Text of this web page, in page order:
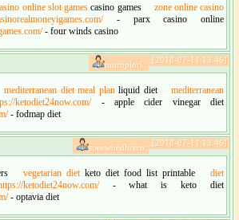
online slot games casino games
zone online casino
- parx casino online
- four winds casino
[2018-07-11 13:46]
muroplork:
mediterranean diet meal planliquid diet
mediterranean
ketodiet24now.com/- apple cider vinegar diet
- fodmap diet
[2018-07-11 13:46]
speewhedbrero:
vegetarian dietketo diet food list printable
diet
ketodiet24now.com/- what is keto diet
- optavia diet